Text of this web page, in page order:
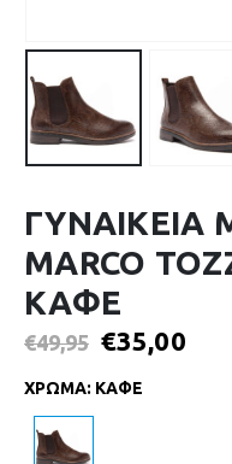
ΓΥΝΑΙΚΕΙΑ
MARCO
ΚΑΦΕ
€49,95 €35,00
ΧΡΩΜΑ: ΚΑΦΕ